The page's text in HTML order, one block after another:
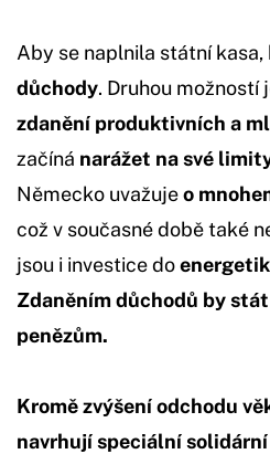
Aby se naplnila státní kasa,
důchody. Druhou možností
zdanění produktivních a
začíná narážet na své
Německo uvažujeo
což v současné době také
jsou i investice do
Zdaněním důchodů by
penězům.
Kromě zvýšení odchodu
navrhují speciální